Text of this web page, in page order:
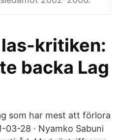
kritiken:
backa Lag
som har mest att förlora
03-28 · Nyamko Sabuni